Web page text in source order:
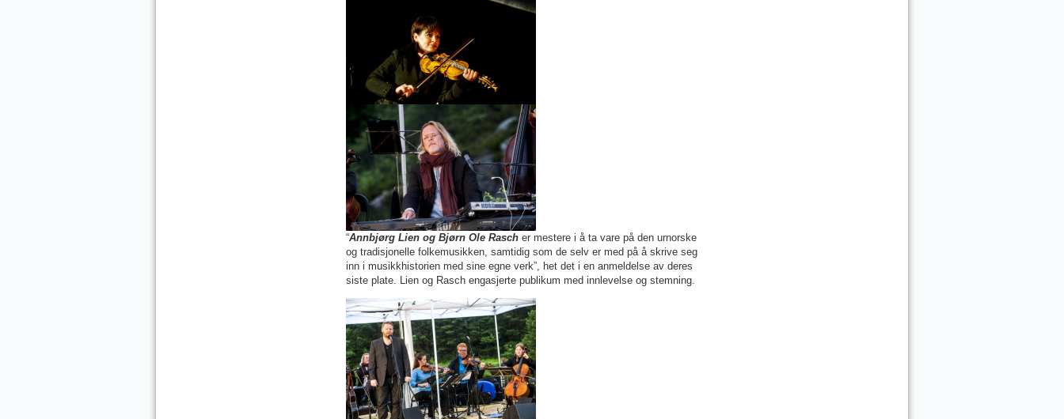
“Annbjørg Lien og Bjørn Ole Rasch er mestere i å ta vare på den urnorske
og tradisjonelle folkemusikken, samtidig som de selv er med på å skrive seg
inn i musikkhistorien med sine egne verk”, het det i en anmeldelse av deres
siste plate. Lien og Rasch engasjerte publikum med innlevelse og stemning.